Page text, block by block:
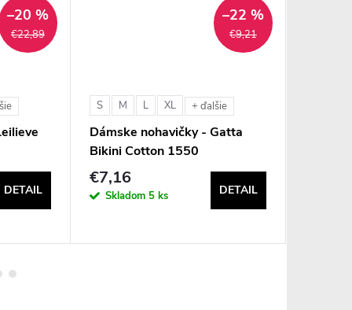
€22,89
–20 %
DETAIL
€9,21
–22 %
S M L XL + ďalšie
Dámske nohavičky - Gatta
Bikini Cotton 1550
€7,16
Skladom 5 ks DETAIL